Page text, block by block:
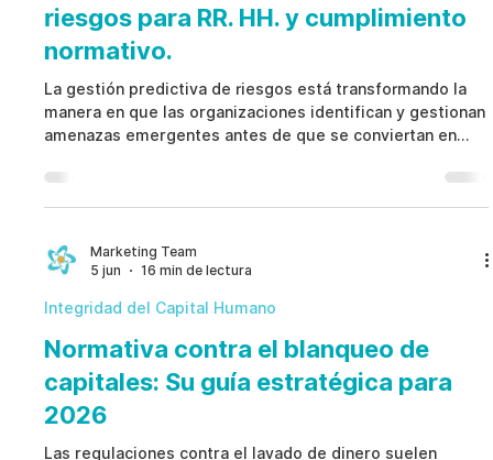
riesgos para RR. HH. y cumplimiento
normativo.
La gestión predictiva de riesgos está transformando la
manera en que las organizaciones identifican y gestionan
amenazas emergentes antes de que se conviertan en
reputacionales. En lugar de esperar denuncias, auditorías
o daños visibles, la gestión predictiva de riesgos utiliza
flujos de trabajo documentados para detectar
preocupaciones de forma temprana. Cuando se impleme
Marketing Team
5 jun
16 min de lectura
Integridad del Capital Humano
Normativa contra el blanqueo de
capitales: Su guía estratégica para
2026
Las regulaciones contra el lavado de dinero suelen